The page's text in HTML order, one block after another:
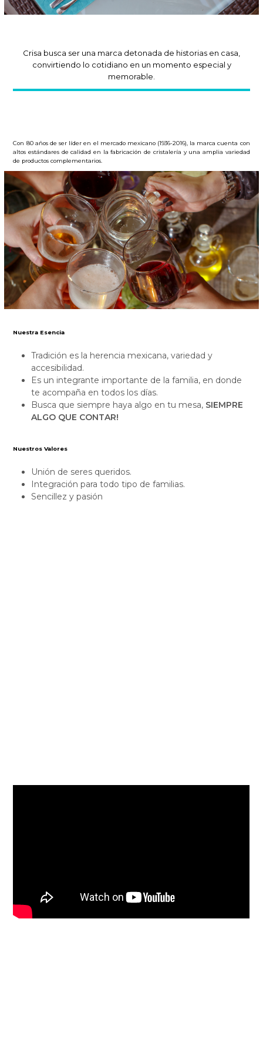
Crisa busca ser una marca detonada de historias en casa,
convirtiendo lo cotidiano en un momento especial y
memorable.
Con 80 años de ser líder en el mercado mexicano (1936-2016), la marca cuenta con
altos estándares de calidad en la fabricación de cristalería y una amplia variedad
de productos complementarios.
Nuestra Esencia
Tradición es la herencia mexicana, variedad y
accesibilidad.
Es un integrante importante de la familia, en donde
te acompaña en todos los días.
Busca que siempre haya algo en tu mesa, SIEMPRE
ALGO QUE CONTAR!
Nuestros Valores
Unión de seres queridos.
Integración para todo tipo de familias.
Sencillez y pasión